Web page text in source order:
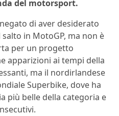
del motorsport.
di aver desiderato
in MotoGP, ma non è
per un progetto
apparizioni ai tempi della
ma il nordirlandese
Superbike, dove ha
più belle della categoria e